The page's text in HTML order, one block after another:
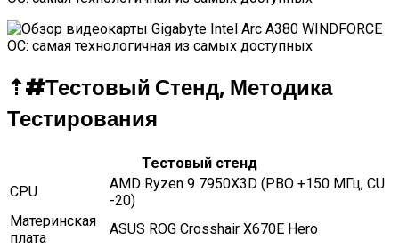
⇡#Тестовый Стенд, Методика
Тестирования
Тестовый стенд
CPU
AMD Ryzen 9 7950X3D (PBO +150 МГц, CU
-20)
Материнская
плата
ASUS ROG Crosshair X670E Hero